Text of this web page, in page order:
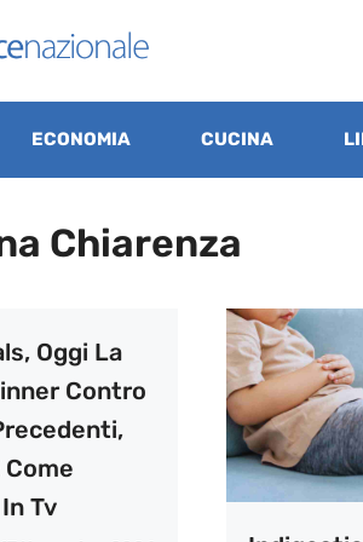
ECONOMIA CUCINA
Chiarenza
Oggi La
Contro
Come
Tv